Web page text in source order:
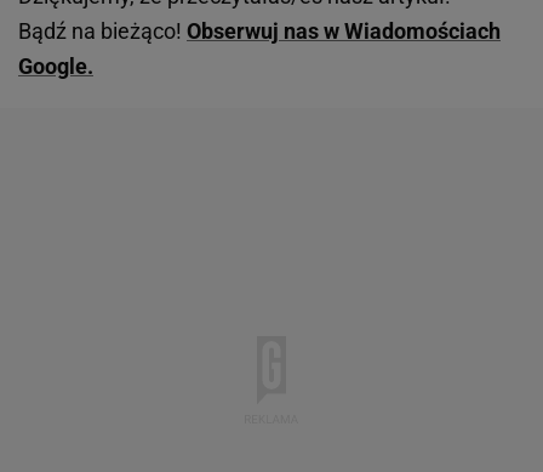
Bądź na bieżąco! Obserwuj nas w Wiadomościach
Google.